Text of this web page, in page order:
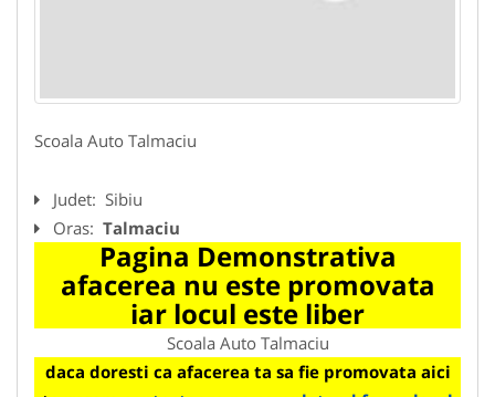
Scoala Auto Talmaciu
Judet: Sibiu
Oras: Talmaciu
Pagina Demonstrativa
afacerea nu este promovata
iar locul este liber
Scoala Auto Talmaciu
daca doresti ca afacerea ta sa fie promovata aici